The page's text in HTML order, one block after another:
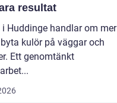
resultat
Huddinge handlar om mer
kulör på väggar och
Ett genomtänkt